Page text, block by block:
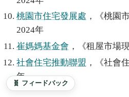
桃園市住宅發展處 ，《桃園
2024年
崔媽媽基金會 ，《租屋市場
社會住宅推動聯盟 ，《社會
年
🧬 フィードバック